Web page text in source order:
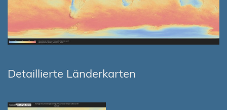
Detaillierte Länderkarten